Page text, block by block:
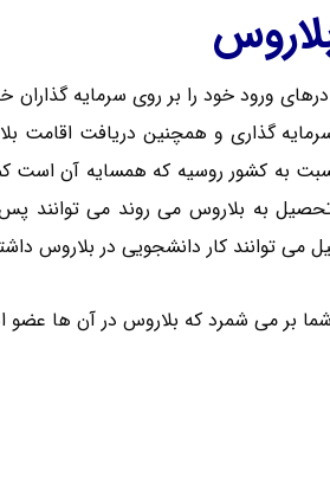
ورود خود را بر روی سرمایه
گذاری و همچنین دریافت اقامت
به کشور روسیه که همسایه آن است
تحصیل به بلاروس می روند می توانند
می توانند کار دانشجویی در بلاروس
بر می شمرد که بلاروس در آن ها